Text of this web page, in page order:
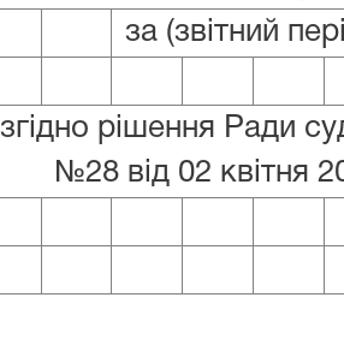
за (звітний
згідно рішення Ради
№28 від 02 квітня